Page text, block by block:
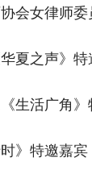
会女律师委
夏之声》
生活广角
》特邀嘉宾